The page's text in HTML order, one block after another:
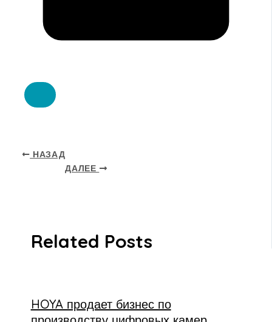
НАЗАД
ДАЛЕЕ
Related Posts
HOYA продает бизнес по